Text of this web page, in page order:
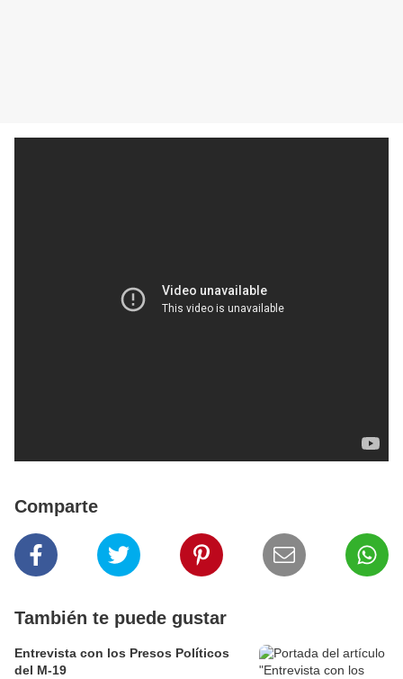
Comparte
También te puede gustar
Entrevista con los Presos Políticos
del M-19